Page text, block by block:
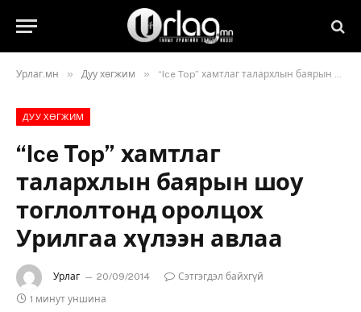
Урлаг.мн » Дуу хөгжим » “Ice Top” хамтлаг талархлын баярын шоу тоглолтонд оролцох Урилгаа хүлээн авлаа
ДУУ ХӨГЖИМ
“Ice Top” хамтлаг
талархлын баярын шоу
тоглолтонд оролцох
Урилгаа хүлээн авлаа
Урлаг 20/09/2014
Сэтгэгдэл байхгүй
1 минут уншина